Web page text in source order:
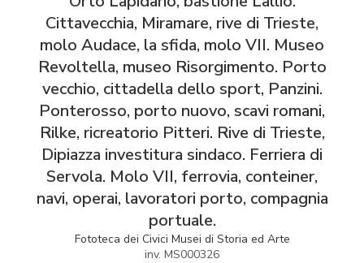
Cittavecchia, Miramare, rive di Trieste,
molo Audace, la sfida, molo VII. Museo
Revoltella, museo Risorgimento. Porto
vecchio, cittadella dello sport, Panzini.
Ponterosso, porto nuovo, scavi romani,
Rilke, ricreatorio Pitteri. Rive di Trieste,
Dipiazza investitura sindaco. Ferriera di
Servola. Molo VII, ferrovia, conteiner,
navi, operai, lavoratori porto, compagnia
portuale.
Fototeca dei Civici Musei di Storia ed Arte
inv. MS000326